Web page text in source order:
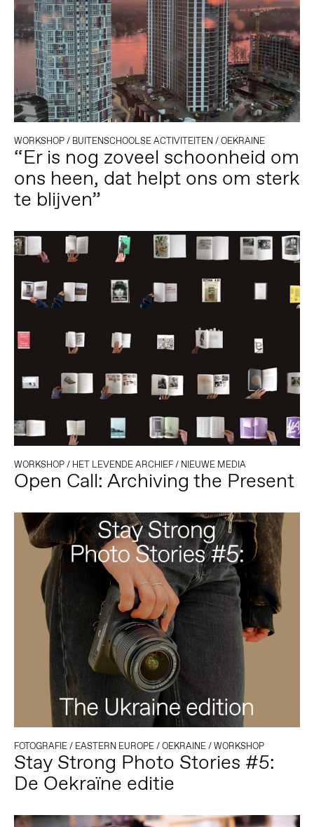
WORKSHOP/ BUITENSCHOOLSE ACTIVITEITEN/OEKRAINE
“Er is nog zoveel schoonheid om
ons heen, dat helpt ons om sterk
te blijven”
WORKSHOP/ HET LEVENDE ARCHIEF/ NIEUWE MEDIA
Open Call: Archiving the Present
FOTOGRAFIE/ EASTERN EUROPE/OEKRAINE/WORKSHOP
Stay Strong Photo Stories #5:
De Oekraïne editie